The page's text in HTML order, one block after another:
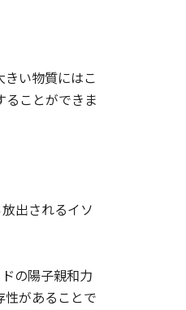
い物質にはこ
ることができま
出されるイソ
の陽子親和力
があることで